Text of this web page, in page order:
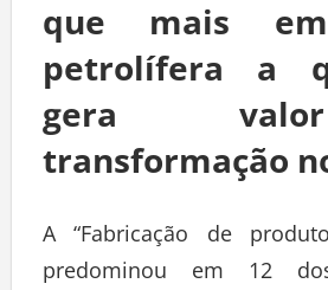
que mais
petrolífera a
gera
transformação
A “Fabricação de
predominou em 12